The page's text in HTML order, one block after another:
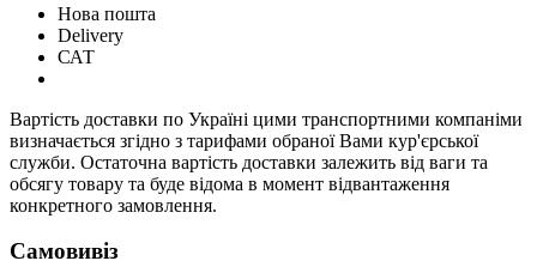
Нова пошта
Delivery
САТ
Вартість доставки по Україні цими транспортними компаніми
визначається згідно з тарифами обраної Вами кур'єрської
служби. Остаточна вартість доставки залежить від ваги та
обсягу товару та буде відома в момент відвантаження
конкретного замовлення.
Самовивіз